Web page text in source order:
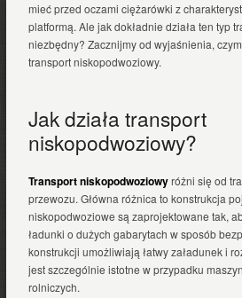
mieć przed oczami ciężarówki z
platformą. Ale jak dokładnie działa ten typ
niezbędny? Zacznijmy od wyjaśnienia,
transport niskopodwoziowy.
Jak działa transport
niskopodwoziowy?
Transport niskopodwoziowyróżni się od
przewozu. Główna różnica to konstrukcja
niskopodwoziowe są zaprojektowane tak,
ładunki o dużych gabarytach w sposób
konstrukcji umożliwiają łatwy załadunek i
jest szczególnie istotne w przypadku
rolniczych.